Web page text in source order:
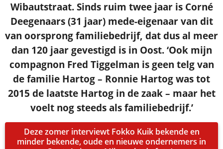
Wibautstraat. Sinds ruim twee jaar is Corné
Deegenaars (31 jaar) mede-eigenaar van dit
van oorsprong familiebedrijf, dat dus al meer
dan 120 jaar gevestigd is in Oost. ‘Ook mijn
compagnon Fred Tiggelman is geen telg van
de familie Hartog – Ronnie Hartog was tot
2015 de laatste Hartog in de zaak – maar het
voelt nog steeds als familiebedrijf.’
Deze zomer interviewt Fokko Kuik bekende en
minder bekende, oude en nieuwe ondernemers in
Je ontvangt een bevestiging in je mailbox.